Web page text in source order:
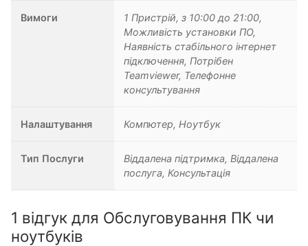
Вимоги
1 Пристрій, з 10:00 до 21:00,
Можливість установки ПО,
Наявність стабільного інтернет
підключення, Потрібен
Teamviewer, Телефонне
консультування
Налаштування Компютер, Ноутбук
Тип Послуги
Віддалена підтримка, Віддалена
послуга, Консультація
1 відгук для Обслуговування ПК чи
ноутбуків